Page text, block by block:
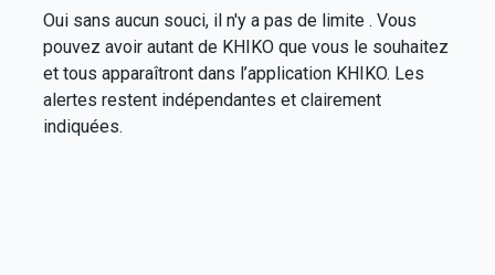
Oui sans aucun souci, il n'y a pas de limite . Vous
pouvez avoir autant de KHIKO que vous le souhaitez
et tous apparaîtront dans l’application KHIKO. Les
alertes restent indépendantes et clairement
indiquées.